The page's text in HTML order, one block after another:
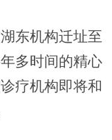
东机构迁址至
多时间的精心
疗机构即将和